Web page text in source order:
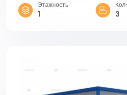
Этажность
1 3